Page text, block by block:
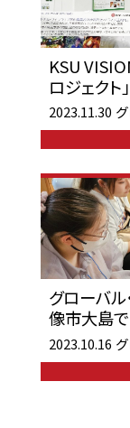
KSU
ロジェクト」
2023.11.30
グローバ
像市大島で
2023.10.16